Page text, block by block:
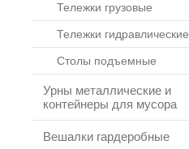
Тележки грузовые
Тележки гидравлические
Столы подъемные
Урны металлические и
контейнеры для мусора
Вешалки гардеробные